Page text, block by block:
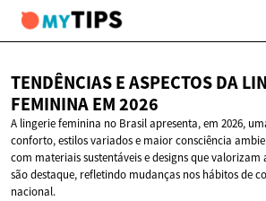
TENDÊNCIAS E ASPECTOS DA
FEMININAEM 2026
A lingerie feminina no Brasil apresenta, em 2026,
conforto, estilos variados e maior consciência
com materiais sustentáveis e designs que
são destaque, refletindo mudanças nos hábitos de
nacional.